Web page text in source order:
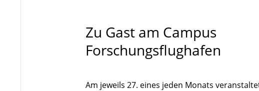
Zu Gast am Campus
Forschungsflughafen
Am jeweils 27. eines jeden Monats